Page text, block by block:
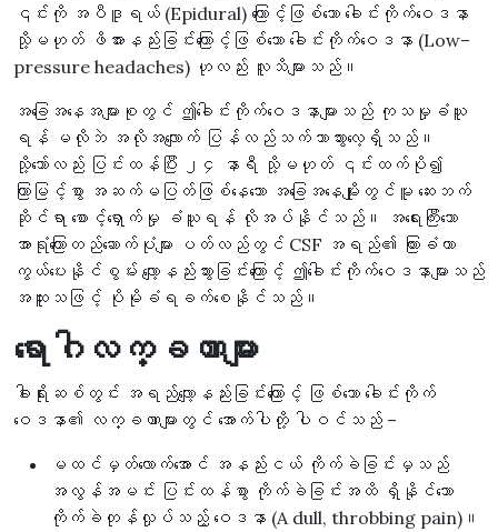
၎င်းကို အပီဒူရယ် (Epidural) ကြောင့်ဖြစ်သော ခေါင်းကိုက်ဝေဒနာ
သို့မဟုတ် ဖိအားနည်းခြင်းကြောင့်ဖြစ်သော ခေါင်းကိုက်ဝေဒနာ (Low–
pressure headaches) ဟုလည်း လူသိများသည်။
အခြေအနေအများစုတွင် ဤခေါင်းကိုက်ဝေဒနာများသည် ကုသမှုခံယူ
ရန် မလိုဘဲ အလိုအလျောက် ပြန်လည်သက်သာသွားလေ့ရှိသည်။
သို့သော်လည်း ပြင်းထန်ပြီး ၂၄ နာရီ သို့မဟုတ် ၎င်းထက်ပို၍
ကြာမြင့်စွာ အဆက်မပြတ်ဖြစ်နေသော အခြေအနေမျိုးတွင်မူ ဆေးဘက်
ဆိုင်ရာ စောင့်ရှောက်မှု ခံယူရန် လိုအပ်နိုင်သည်။ အရေးကြီးသော
အာရုံကြောတည်ဆောက်ပုံများ ပတ်လည်တွင် CSF အရည်၏ ကြားခံကာ
ကွယ်ပေးနိုင်စွမ်း လျော့နည်းသွားခြင်းကြောင့် ဤခေါင်းကိုက်ဝေဒနာများသည်
အထူးသဖြင့် ပိုမိုခံရခက်စေနိုင်သည်။
ရောဂါလက္ခဏာများ
ခါးရိုးဆစ်တွင်း အရည်လျော့နည်းခြင်းကြောင့် ဖြစ်သော ခေါင်းကိုက်
ဝေဒနာ၏ လက္ခဏာများတွင် အောက်ပါတို့ ပါဝင်သည် –
မထင်မှတ်လောက်အောင် အနည်းငယ် ကိုက်ခဲခြင်းမှသည်
အလွန်အမင်း ပြင်းထန်စွာ ကိုက်ခဲခြင်းအထိ ရှိနိုင်သော
ကိုက်ခဲတုန်လှုပ်သည့် ဝေဒနာ (A dull, throbbing pain)။